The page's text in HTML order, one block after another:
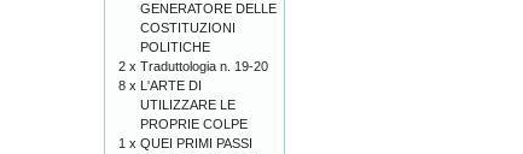
GENERATORE DELLE
COSTITUZIONI
POLITICHE
2 x Traduttologia n. 19-20
8 x L'ARTE DI
UTILIZZARE LE
PROPRIE COLPE
1 x QUEI PRIMI PASSI